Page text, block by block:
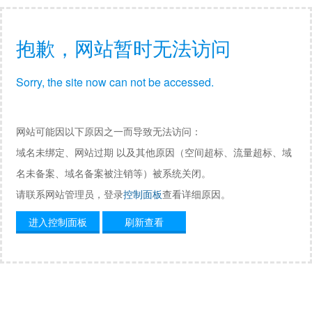
抱歉，网站暂时无法访问
Sorry, the site now can not be accessed.
网站可能因以下原因之一而导致无法访问：
域名未绑定、网站过期 以及其他原因（空间超标、流量超标、域
名未备案、域名备案被注销等）被系统关闭。
请联系网站管理员，登录控制面板查看详细原因。
进入控制面板
刷新查看